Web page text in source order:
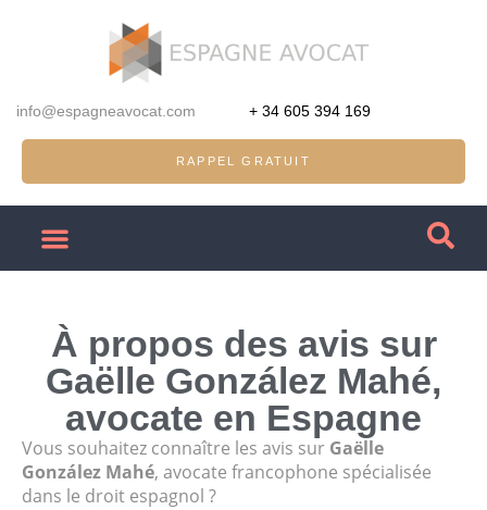
info@espagneavocat.com + 34 605 394 169
RAPPEL GRATUIT
À propos des avis sur
Gaëlle González Mahé,
avocate en Espagne
Vous souhaitez connaître les avis sur Gaëlle
González Mahé, avocate francophone spécialisée
dans le droit espagnol ?